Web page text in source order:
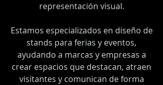
representación visual.
Estamos especializados en diseño de
stands para ferias y eventos,
ayudando a marcas y empresas a
crear espacios que destacan, atraen
visitantes y comunican de forma